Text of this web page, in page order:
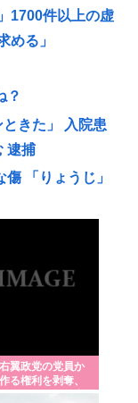
1700件以上の虚
める」
？
きた」 入院患
逮捕
「りょうじ」
増。働き盛り
毎日楽しい
船に7%の通航
がイランを攻
上の方針とし
翼政党の党員か
る権利を剥奪、
すぎる展開に突